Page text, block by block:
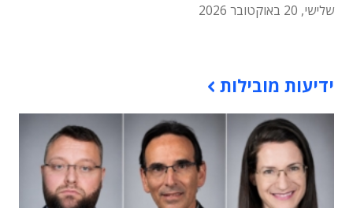
שלישי, 20 באוקטובר 2026
ידיעות מובילות